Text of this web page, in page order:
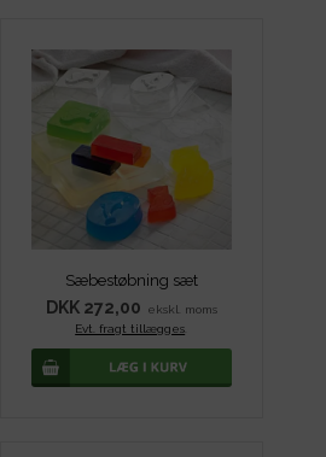
Sæbestøbning sæt
DKK 272,00
ekskl. moms
Evt. fragt tillægges